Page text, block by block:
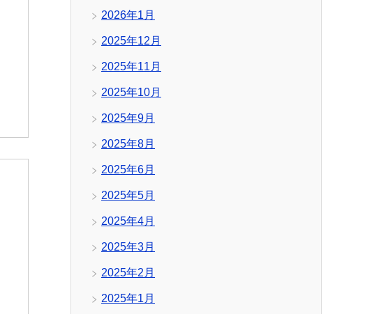
2026年1月
2025年12月
2025年11月
2025年10月
2025年9月
2025年8月
2025年6月
2025年5月
2025年4月
2025年3月
2025年2月
2025年1月